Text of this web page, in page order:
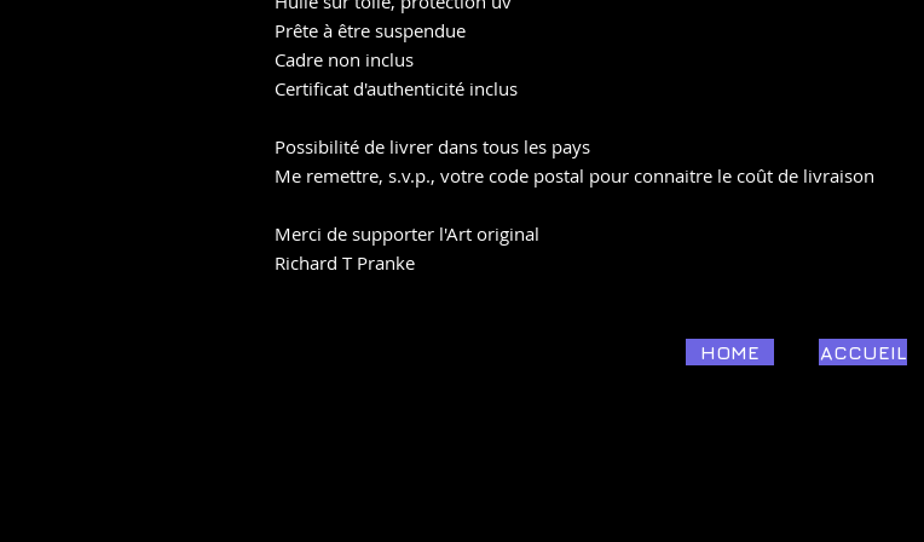
Prête à être suspendue
Cadre non inclus
Certificat d'authenticité inclus
Possibilité de livrer dans tous les pays
Me remettre, s.v.p., votre code postal pour connaitre le coût de livraison
Merci de supporter l'Art original
Richard T Pranke
HOME ACCUEIL